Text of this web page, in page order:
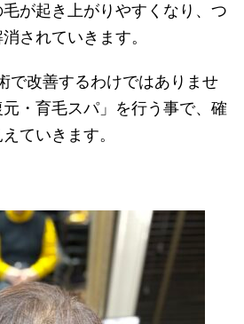
が起き上がりやすくなり、つ
されていきます。
で改善するわけではありませ
・育毛スパ」を行う事で、確
ていきます。